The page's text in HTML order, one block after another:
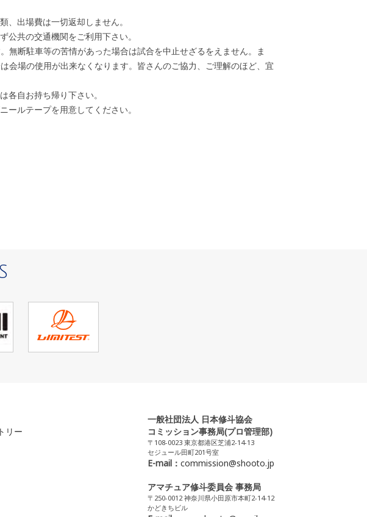
、出場費は一切返却しません。
公共の交通機関をご利用下さい。
無断駐車等の苦情があった場合は試合を中止せざるをえません。ま
会場の使用が出来なくなります。皆さんのご協力、ご理解のほど、宜
各自お持ち帰り下さい。
ールテープを用意してください。
リー
一般社団法人 日本修斗協会
コミッション事務局(プロ管理部)
〒108-0023 東京都港区芝浦2-14-13
セジュール田町201号室
E-mail： commission@shooto.jp
アマチュア修斗委員会 事務局
〒250-0012 神奈川県小田原市本町2-14-12
かどきちビル